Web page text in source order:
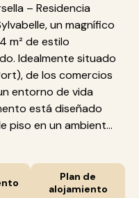
– Residencia
un magnífico
m² de estilo
Idealmente situado
de los comercios
entorno de vida
está diseñado
piso en un ambient...
Plan de
alojamiento